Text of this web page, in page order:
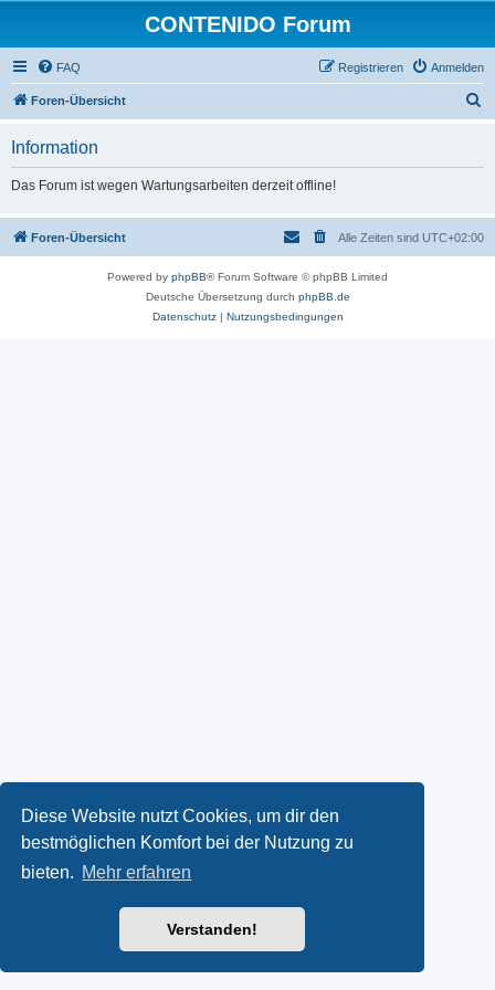
Diese Website nutzt Cookies, um dir den
bestmöglichen Komfort bei der Nutzung zu
bieten. Mehr erfahren
Verstanden!
CONTENIDO Forum
FAQ Anmelden
Registrieren
Foren-Übersicht
Information
Das Forum ist wegen Wartungsarbeiten derzeit offline!
Foren-Übersicht Alle Zeiten sind UTC+02:00
Powered by phpBB® Forum Software © phpBB Limited
Deutsche Übersetzung durch phpBB.de
Datenschutz| Nutzungsbedingungen